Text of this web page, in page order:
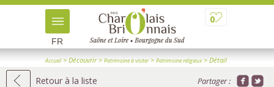
0
FR
Accueil> Découvrir> Patrimoine à visiter> Patrimoine religieux> Détail
Retour à la liste Partager :